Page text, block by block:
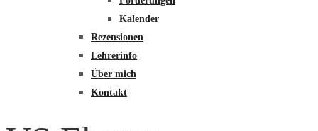
Kalender
Rezensionen
Lehrerinfo
Über mich
Kontakt